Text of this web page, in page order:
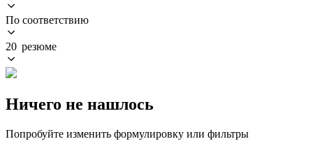
По соответствию
20 резюме
Ничего не нашлось
Попробуйте изменить формулировку или фильтры